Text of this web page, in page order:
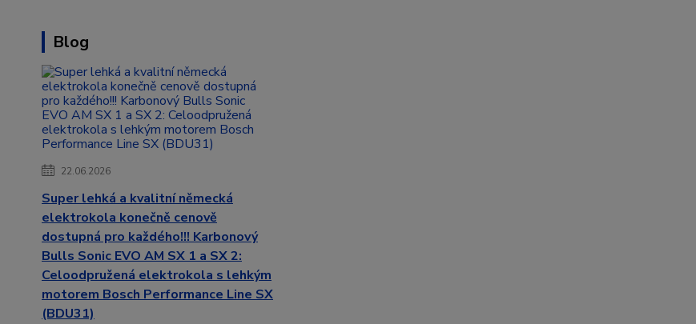
Blog
22.06.2026
Super lehká a kvalitní německá
elektrokola konečně cenově
dostupná pro každého!!! Karbonový
Bulls Sonic EVO AM SX 1 a SX 2:
Celoodpružená elektrokola s lehkým
motorem Bosch Performance Line SX
(BDU31)